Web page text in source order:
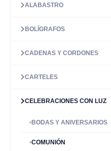
ALABASTRO
BOLÍGRAFOS
CADENAS Y CORDONES
CARTELES
CELEBRACIONES CON LUZ
BODAS Y ANIVERSARIOS
COMUNIÓN